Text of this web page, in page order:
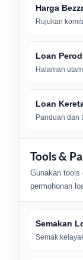
Harga
Rujukan
Loan
Halaman
Loan
Panduan dan
Tools &
Gunakan tools
permohonan
Semakan
Semak